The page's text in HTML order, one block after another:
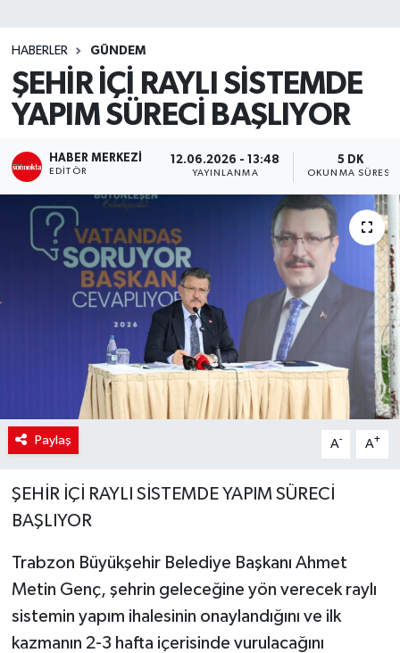
HABERLER GÜNDEM
ŞEHİR İÇİ RAYLI SİSTEMDE
YAPIM SÜRECİ BAŞLIYOR
HABER MERKEZI
EDITÖR
12.06.2026 - 13:48
YAYINLANMA
5 DK
OKUNMA SÜRESI
Paylaş A- A+
ŞEHİR İÇİ RAYLI SİSTEMDE YAPIM SÜRECİ
BAŞLIYOR
Trabzon Büyükşehir Belediye Başkanı Ahmet
Metin Genç, şehrin geleceğine yön verecek raylı
sistemin yapım ihalesinin onaylandığını ve ilk
kazmanın 2-3 hafta içerisinde vurulacağını
Teknoloji
TRABZON
TRABZONSPOR
Yaşam